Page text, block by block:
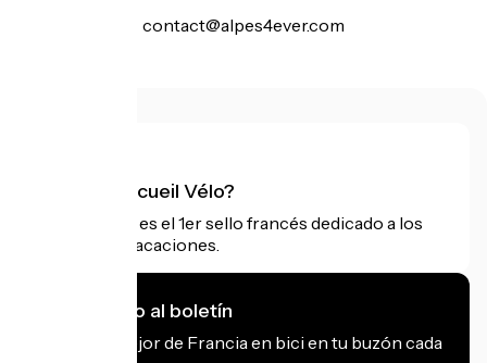
contact@alpes4ever.com
¿Qué es Accueil Vélo?
Accueil Vélo es el 1er sello francés dedicado a los
ciclistas de vacaciones.
Me suscribo al boletín
Recibe lo mejor de Francia en bici en tu buzón cada